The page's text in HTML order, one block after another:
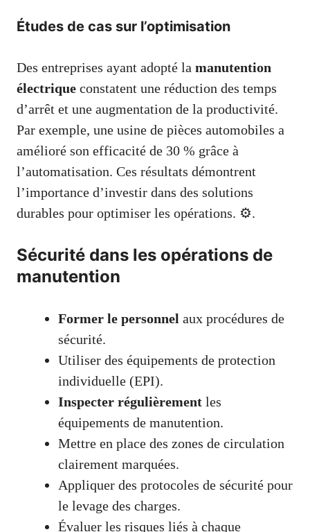
Études de cas sur l’optimisation
Des entreprises ayant adopté la manutention
électrique constatent une réduction des temps
d’arrêt et une augmentation de la productivité.
Par exemple, une usine de pièces automobiles a
amélioré son efficacité de 30 % grâce à
l’automatisation. Ces résultats démontrent
l’importance d’investir dans des solutions
durables pour optimiser les opérations. ⚙️.
Sécurité dans les opérations de
manutention
Former le personnel aux procédures de
sécurité.
Utiliser des équipements de protection
individuelle (EPI).
Inspecter régulièrement les
équipements de manutention.
Mettre en place des zones de circulation
clairement marquées.
Appliquer des protocoles de sécurité pour
le levage des charges.
Évaluer les risques liés à chaque